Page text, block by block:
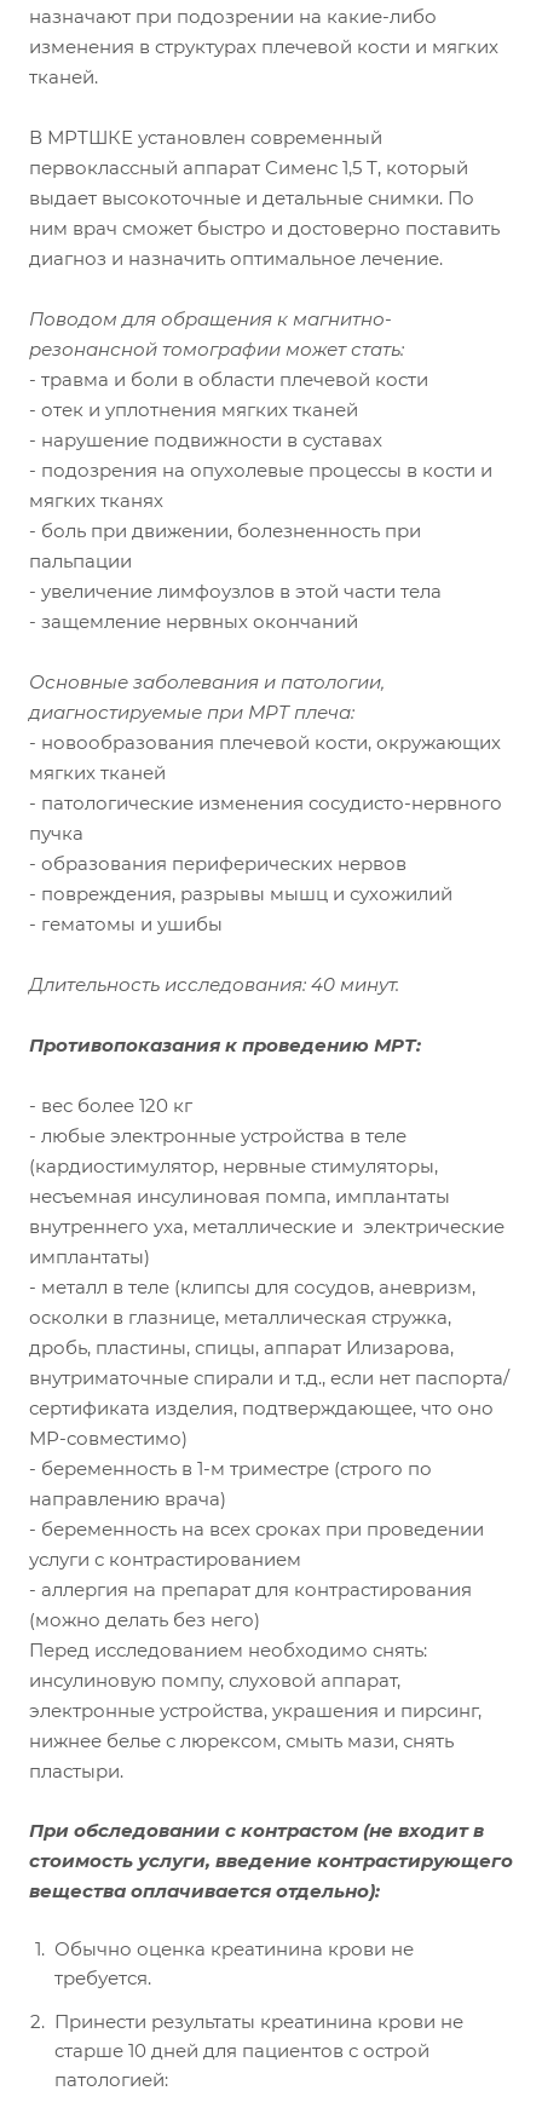
назначают при подозрении на какие-либо
изменения в структурах плечевой кости и мягких
тканей.
В МРТШКЕ установлен современный
первоклассный аппарат Сименс 1,5 Т, который
выдает высокоточные и детальные снимки. По
ним врач сможет быстро и достоверно поставить
диагноз и назначить оптимальное лечение.
Поводом для обращения к магнитно-
резонансной томографии может стать:
- травма и боли в области плечевой кости
- отек и уплотнения мягких тканей
- нарушение подвижности в суставах
- подозрения на опухолевые процессы в кости и
мягких тканях
- боль при движении, болезненность при
пальпации
- увеличение лимфоузлов в этой части тела
- защемление нервных окончаний
Основные заболевания и патологии,
диагностируемые при МРТ плеча:
- новообразования плечевой кости, окружающих
мягких тканей
- патологические изменения сосудисто-нервного
пучка
- образования периферических нервов
- повреждения, разрывы мышц и сухожилий
- гематомы и ушибы
Длительность исследования: 40 минут.
Противопоказания к проведению МРТ:
- вес более 120 кг
- любые электронные устройства в теле
(кардиостимулятор, нервные стимуляторы,
несъемная инсулиновая помпа, имплантаты
внутреннего уха, металлические и электрические
имплантаты)
- металл в теле (клипсы для сосудов, аневризм,
осколки в глазнице, металлическая стружка,
дробь, пластины, спицы, аппарат Илизарова,
внутриматочные спирали и т.д., если нет паспорта/
сертификата изделия, подтверждающее, что оно
МР-совместимо)
- беременность в 1-м триместре (строго по
направлению врача)
- беременность на всех сроках при проведении
услуги с контрастированием
- аллергия на препарат для контрастирования
(можно делать без него)
Перед исследованием необходимо снять:
инсулиновую помпу, слуховой аппарат,
электронные устройства, украшения и пирсинг,
нижнее белье с люрексом, смыть мази, снять
пластыри.
При обследовании с контрастом (не входит в
стоимость услуги, введение контрастирующего
вещества оплачивается отдельно):
Обычно оценка креатинина крови не
требуется.
Принести результаты креатинина крови не
старше 10 дней для пациентов с острой
патологией: